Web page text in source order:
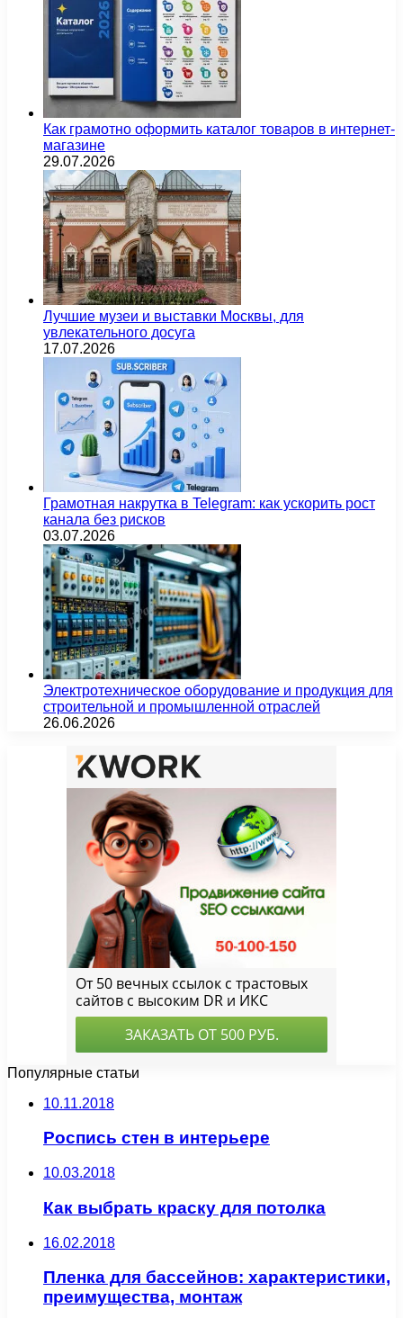
Как грамотно оформить каталог товаров в интернет-
магазине
29.07.2026
Лучшие музеи и выставки Москвы, для
увлекательного досуга
17.07.2026
Грамотная накрутка в Telegram: как ускорить рост
канала без рисков
03.07.2026
Электротехническое оборудование и продукция для
строительной и промышленной отраслей
26.06.2026
Популярные статьи
10.11.2018
Роспись стен в интерьере
10.03.2018
Как выбрать краску для потолка
16.02.2018
Пленка для бассейнов: характеристики,
преимущества, монтаж